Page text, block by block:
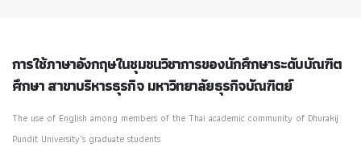
การใช้ภาษาอังกฤษในชุมชนวิชาการของนักศึกษาระดับบัณฑิต
ศึกษา สาขาบริหารธุรกิจ มหาวิทยาลัยธุรกิจบัณฑิตย์
The use of English among members of the Thai academic community of Dhurakij
Pundit University's graduate students